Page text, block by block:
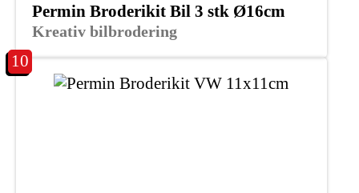
Kreativ bilbrodering
Permin Broderikit Bil 3 stk Ø16cm
10